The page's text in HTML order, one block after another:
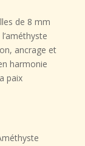
de 8 mm
améthyste
ancrage et
harmonie
paix